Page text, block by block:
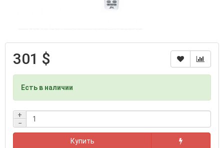
301 $
Есть в наличии
+
−
Купить